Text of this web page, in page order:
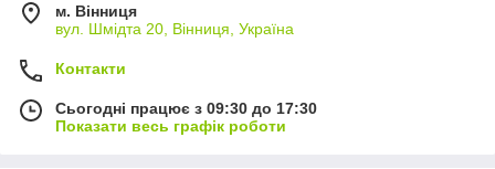
м. Вінниця
вул. Шмідта 20, Вінниця, Україна
Контакти
Сьогодні працює з 09:30 до 17:30
Показати весь графік роботи